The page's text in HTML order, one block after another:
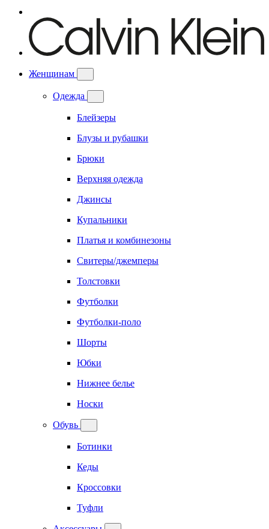
Женщинам
Одежда
Блейзеры
Блузы и рубашки
Брюки
Верхняя одежда
Джинсы
Купальники
Платья и комбинезоны
Свитеры/джемперы
Толстовки
Футболки
Футболки-поло
Шорты
Юбки
Нижнее белье
Носки
Обувь
Ботинки
Кеды
Кроссовки
Туфли